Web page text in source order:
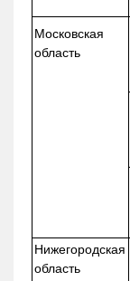
Московская
область
Нижегородская
область